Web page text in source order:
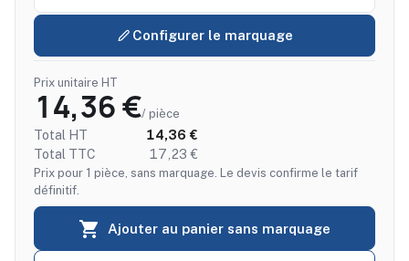
Configurer le marquage
Prix unitaire HT
14,36 €/ pièce
Total HT
14,36 €
Total TTC
17,23 €
Prix pour 1 pièce, sans marquage. Le devis confirme le tarif
définitif.
 Ajouter au panier sans marquage